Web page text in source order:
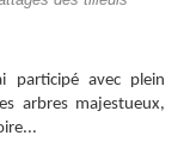
participé avec plein
arbres majestueux,